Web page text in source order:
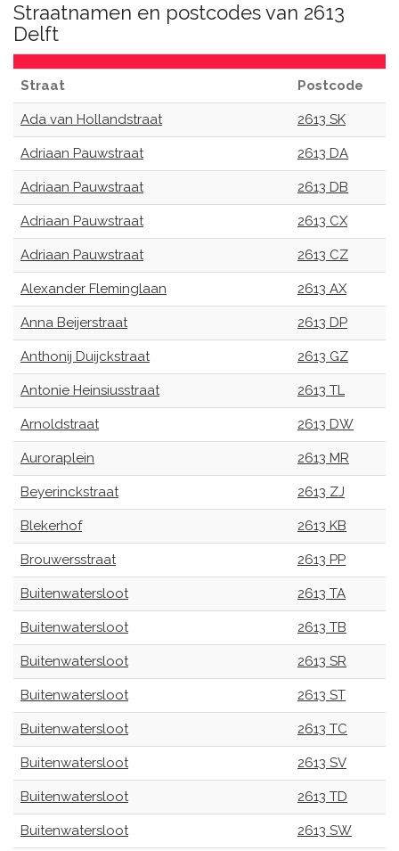
Straatnamen en postcodes van 2613
Delft
Straat Postcode
Ada van Hollandstraat 2613 SK
Adriaan Pauwstraat 2613 DA
Adriaan Pauwstraat 2613 DB
Adriaan Pauwstraat 2613 CX
Adriaan Pauwstraat 2613 CZ
Alexander Fleminglaan 2613 AX
Anna Beijerstraat 2613 DP
Anthonij Duijckstraat 2613 GZ
Antonie Heinsiusstraat 2613 TL
Arnoldstraat 2613 DW
Auroraplein 2613 MR
Beyerinckstraat 2613 ZJ
Blekerhof 2613 KB
Brouwersstraat 2613 PP
Buitenwatersloot 2613 TA
Buitenwatersloot 2613 TB
Buitenwatersloot 2613 SR
Buitenwatersloot 2613 ST
Buitenwatersloot 2613 TC
Buitenwatersloot 2613 SV
Buitenwatersloot 2613 TD
Buitenwatersloot 2613 SW